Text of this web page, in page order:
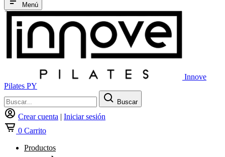
Menú
Innove
Pilates PY
Buscar
Crear cuenta | Iniciar sesión
0 Carrito
Productos